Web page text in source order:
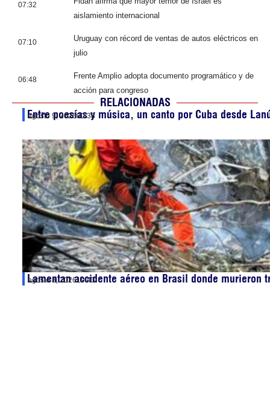
07:32
aislamiento internacional
07:10
Uruguay con récord de ventas de autos eléctricos en
julio
06:48
Frente Amplio adopta documento programático y de
acción para congreso
RELACIONADAS
Entre poesías y música, un canto por Cuba desde
agosto 9, 202600:33
Lamentan accidente aéreo en Brasil donde murieron
agosto 8, 202619:43